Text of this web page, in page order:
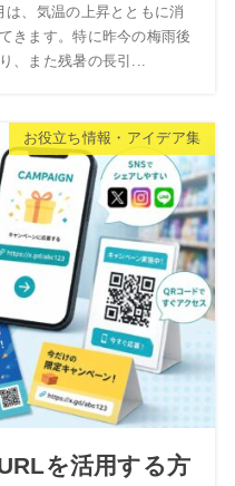
、気温の上昇とともに消
きます。特に昨今の梅雨後
、また残暑の長引...
お役立ち情報・アイデア集
を活用する方